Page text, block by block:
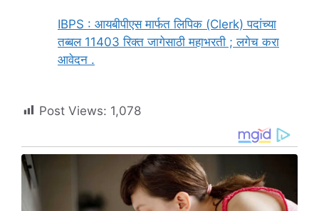
IBPS : आयबीपीएस मार्फत लिपिक (Clerk) पदांच्या
तब्बल 11403 रिक्त जागेसाठी महाभरती ; लगेच करा
आवेदन .
Post Views: 1,078